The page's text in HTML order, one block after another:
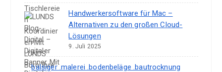
Handwerkersoftware für Mac –
Alternativen zu den großen Cloud-
Lösungen
9. Juli 2025
balsiger .malerei .bodenbeläge .bautrocknung